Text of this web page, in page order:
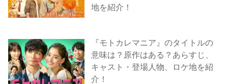
地を紹介！
『モトカレマニア』のタイトルの
意味は？原作はある？あらすじ、
キャスト・登場人物、ロケ地を紹
介！